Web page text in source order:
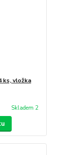
ks, vložka
Skladem 2